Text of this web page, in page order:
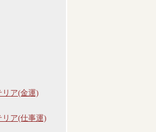
リア(金運)
リア(仕事運)